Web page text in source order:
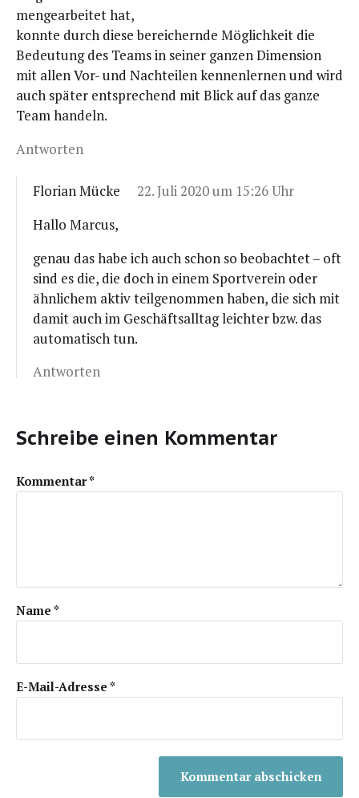
men­ge­ar­bei­tet hat,
konn­te durch die­se berei­chern­de Mög­lich­keit die
Bedeu­tung des Teams in sei­ner gan­zen Dimen­si­on
mit allen Vor- und Nach­tei­len ken­nen­ler­nen und wird
auch spä­ter ent­spre­chend mit Blick auf das gan­ze
Team handeln.
Antworten
Florian Mücke
22. Juli 2020 um 15:26 Uhr
Hal­lo Marcus,
genau das habe ich auch schon so beob­ach­tet – oft
sind es die, die doch in einem Sport­ver­ein oder
ähn­li­chem aktiv teil­ge­nom­men haben, die sich mit
damit auch im Geschäfts­all­tag leich­ter bzw. das
auto­ma­tisch tun.
Antworten
Schreibe einen Kommentar
Kommentar*
Name *
E-Mail-Adresse *